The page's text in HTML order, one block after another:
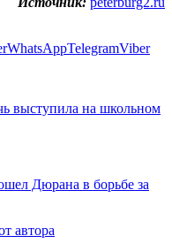
WhatsAppTelegramViber
выступила на школьном
Дюрана в борьбе за
автора